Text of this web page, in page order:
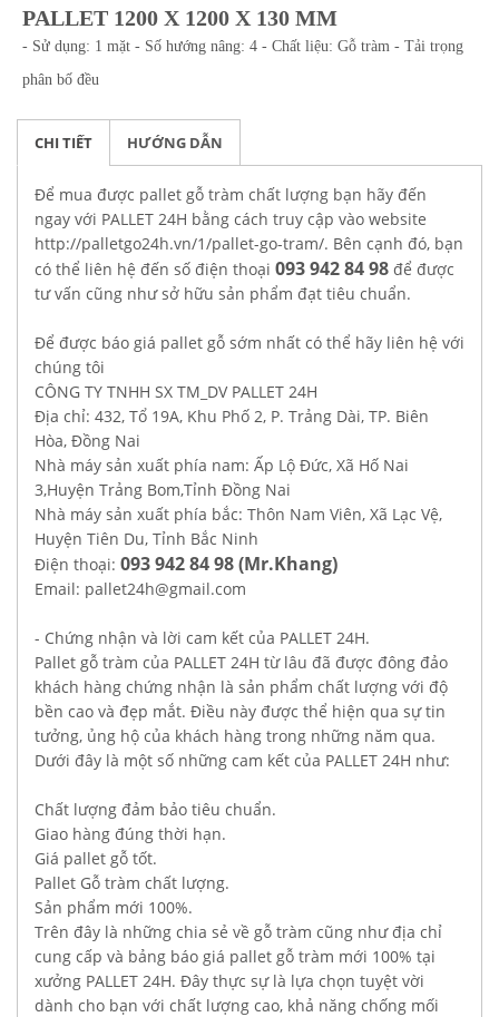
PALLET 1200 X 1200 X 130 MM
- Sử dụng: 1 mặt - Số hướng nâng: 4 - Chất liệu: Gỗ tràm - Tải trọng
phân bố đều
CHI TIẾT HƯỚNG DẪN
Để mua được pallet gỗ tràm chất lượng bạn hãy đến
ngay với PALLET 24H bằng cách truy cập vào website
http://palletgo24h.vn/1/pallet-go-tram/. Bên cạnh đó, bạn
có thể liên hệ đến số điện thoại 093 942 84 98 để được
tư vấn cũng như sở hữu sản phẩm đạt tiêu chuẩn.
Để được báo giá pallet gỗ sớm nhất có thể hãy liên hệ với
chúng tôi
CÔNG TY TNHH SX TM_DV PALLET 24H
Địa chỉ: 432, Tổ 19A, Khu Phố 2, P. Trảng Dài, TP. Biên
Hòa, Đồng Nai
Nhà máy sản xuất phía nam: Ấp Lộ Đức, Xã Hố Nai
3,Huyện Trảng Bom,Tỉnh Đồng Nai
Nhà máy sản xuất phía bắc: Thôn Nam Viên, Xã Lạc Vệ,
Huyện Tiên Du, Tỉnh Bắc Ninh
Điện thoại: 093 942 84 98 (Mr.Khang)
Email: pallet24h@gmail.com
- Chứng nhận và lời cam kết của PALLET 24H.
Pallet gỗ tràm của PALLET 24H từ lâu đã được đông đảo
khách hàng chứng nhận là sản phẩm chất lượng với độ
bền cao và đẹp mắt. Điều này được thể hiện qua sự tin
tưởng, ủng hộ của khách hàng trong những năm qua.
Dưới đây là một số những cam kết của PALLET 24H như:
Chất lượng đảm bảo tiêu chuẩn.
Giao hàng đúng thời hạn.
Giá pallet gỗ tốt.
Pallet Gỗ tràm chất lượng.
Sản phẩm mới 100%.
Trên đây là những chia sẻ về gỗ tràm cũng như địa chỉ
cung cấp và bảng báo giá pallet gỗ tràm mới 100% tại
xưởng PALLET 24H. Đây thực sự là lựa chọn tuyệt vời
dành cho bạn với chất lượng cao, khả năng chống mối